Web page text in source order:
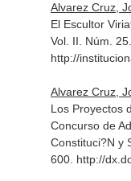
Alvarez Cruz,
El Escultor
Vol. II. Núm.
http://
Alvarez Cruz,
Los Proyectos
Concurso de
Constituci?N y
600. http://